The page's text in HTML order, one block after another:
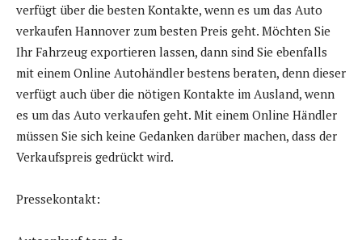
verfügt über die besten Kontakte, wenn es um das Auto
verkaufen Hannover zum besten Preis geht. Möchten Sie
Ihr Fahrzeug exportieren lassen, dann sind Sie ebenfalls
mit einem Online Autohändler bestens beraten, denn dieser
verfügt auch über die nötigen Kontakte im Ausland, wenn
es um das Auto verkaufen geht. Mit einem Online Händler
müssen Sie sich keine Gedanken darüber machen, dass der
Verkaufspreis gedrückt wird.
Pressekontakt: